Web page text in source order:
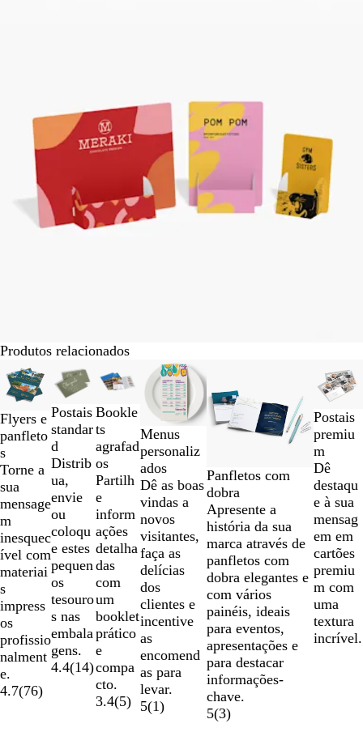
Produtos relacionados
Flyers e
panfleto
s
Torne a
sua
mensage
m
inesquec
ível com
materiai
s
impress
os
profissio
nalment
e.
4.7(76)
Postais
standar
d
Distrib
ua,
envie
ou
coloqu
e estes
pequen
os
tesouro
s nas
embala
gens.
4.4(14)
Bookle
ts
agrafad
os
Partilh
e
inform
ações
detalha
das
com
um
booklet
prático
e
compa
cto.
3.4(5)
Menus
personaliz
ados
Dê as boas
vindas a
novos
visitantes,
faça as
delícias
dos
clientes e
incentive
as
encomend
as para
levar.
5(1)
Panfletos com
dobra
Apresente a
história da sua
marca através de
panfletos com
dobra elegantes e
com vários
painéis, ideais
para eventos,
apresentações e
para destacar
informações-
chave.
5(3)
Postais
premiu
m
Dê
destaqu
e à sua
mensag
em em
cartões
premiu
m com
uma
textura
incrível.
Diapositivos
2
de
6